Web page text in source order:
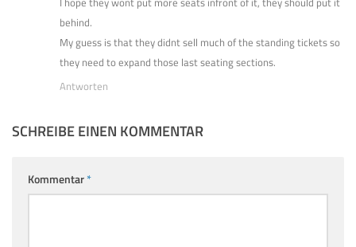
behind.
My guess is that they didnt sell much of the standing tickets so
they need to expand those last seating sections.
Antworten
SCHREIBE EINEN KOMMENTAR
Kommentar*